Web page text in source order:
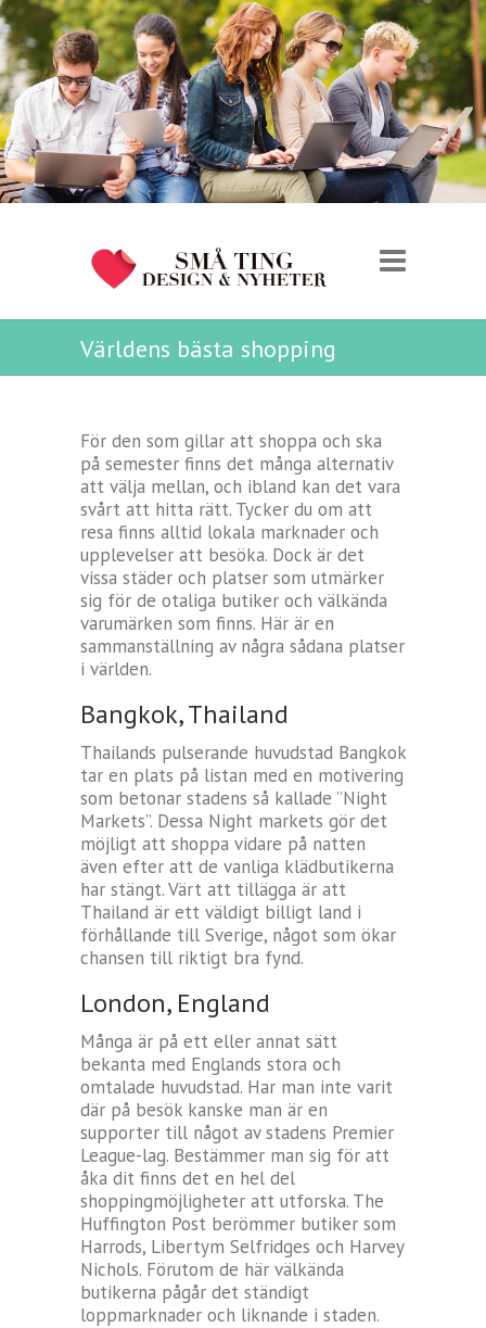
Världens bästa shopping
För den som gillar att shoppa och ska
på semester finns det många alternativ
att välja mellan, och ibland kan det vara
svårt att hitta rätt. Tycker du om att
resa finns alltid lokala marknader och
upplevelser att besöka. Dock är det
vissa städer och platser som utmärker
sig för de otaliga butiker och välkända
varumärken som finns. Här är en
sammanställning av några sådana platser
i världen.
Bangkok, Thailand
Thailands pulserande huvudstad Bangkok
tar en plats på listan med en motivering
som betonar stadens så kallade ”Night
Markets”. Dessa Night markets gör det
möjligt att shoppa vidare på natten
även efter att de vanliga klädbutikerna
har stängt. Värt att tillägga är att
Thailand är ett väldigt billigt land i
förhållande till Sverige, något som ökar
chansen till riktigt bra fynd.
London, England
Många är på ett eller annat sätt
bekanta med Englands stora och
omtalade huvudstad. Har man inte varit
där på besök kanske man är en
supporter till något av stadens Premier
League-lag. Bestämmer man sig för att
åka dit finns det en hel del
shoppingmöjligheter att utforska. The
Huffington Post berömmer butiker som
Harrods, Libertym Selfridges och Harvey
Nichols. Förutom de här välkända
butikerna pågår det ständigt
loppmarknader och liknande i staden.